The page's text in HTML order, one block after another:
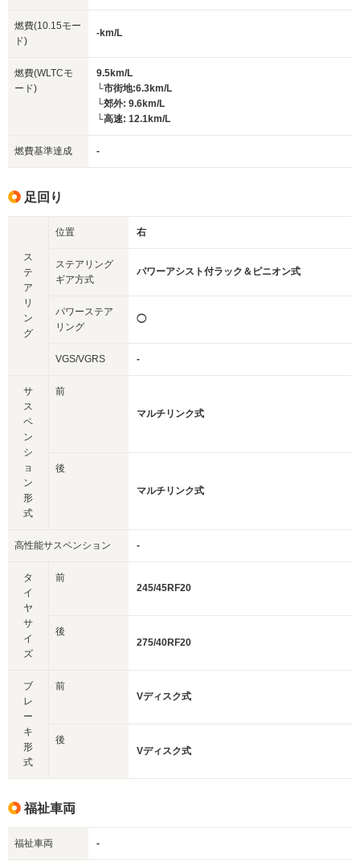
燃費(10.15モー
ド)
-km/L
燃費(WLTCモ
ード)
9.5km/L
└市街地:6.3km/L
└郊外: 9.6km/L
└高速: 12.1km/L
燃費基準達成 -
足回り
ス
テ
ア
リ
ン
グ
位置 右
ステアリング
ギア方式
パワーアシスト付ラック＆ピニオン式
パワーステア
リング
◯
VGS/VGRS -
サ
ス
ペ
ン
シ
ョ
ン
形
式
前
マルチリンク式
後
マルチリンク式
高性能サスペンション -
タ
イ
ヤ
サ
イ
ズ
前
245/45RF20
後
275/40RF20
ブ
レ
ー
キ
形
式
前
Vディスク式
後
Vディスク式
福祉車両
福祉車両 -